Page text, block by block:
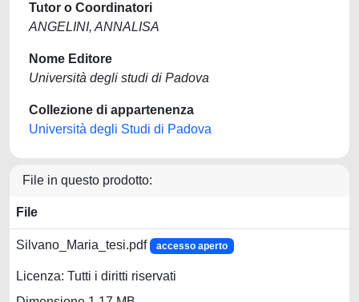
Tutor o Coordinatori
ANGELINI, ANNALISA
Nome Editore
Università degli studi di Padova
Collezione di appartenenza
Università degli Studi di Padova
File in questo prodotto:
File
Silvano_Maria_tesi.pdf accesso aperto
Licenza: Tutti i diritti riservati